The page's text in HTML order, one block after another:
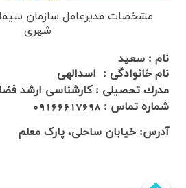
مشخصات مدیرعامل سازمان
شهری
نام : سعید
نام خانوادگي : اسدالهی
مدرك تحصيلي : کارشناسی ارشد
شماره تماس : 09166617698
آدرس: خیابان ساحلی، پارک معلم